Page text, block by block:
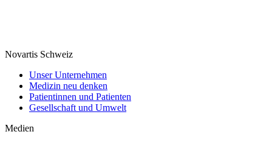
Novartis Schweiz
Unser Unternehmen
Medizin neu denken
Patientinnen und Patienten
Gesellschaft und Umwelt
Medien